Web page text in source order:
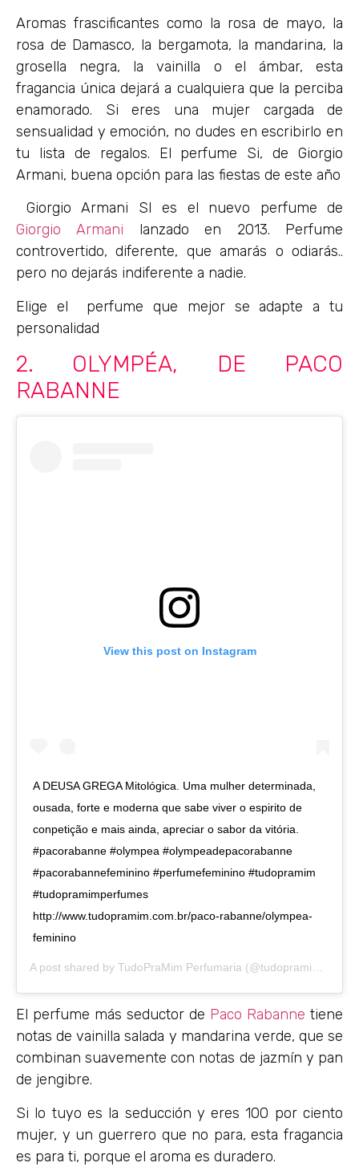
Aromas frascificantes como la rosa de mayo, la
rosa de Damasco, la bergamota, la mandarina, la
grosella negra, la vainilla o el ámbar, esta
fragancia única dejará a cualquiera que la perciba
enamorado. Si eres una mujer cargada de
sensualidad y emoción, no dudes en escribirlo en
tu lista de regalos. El perfume Si, de Giorgio
Armani, buena opción para las fiestas de este año
Giorgio Armani SI es el nuevo perfume de
Giorgio Armani lanzado en 2013. Perfume
controvertido, diferente, que amarás o odiarás..
pero no dejarás indiferente a nadie.
Elige el perfume que mejor se adapte a tu
personalidad
2. OLYMPÉA, DE PACO
RABANNE
View this post on Instagram
A DEUSA GREGA Mitológica. Uma mulher determinada,
ousada, forte e moderna que sabe viver o espirito de
conpetição e mais ainda, apreciar o sabor da vitória.
#pacorabanne #olympea #olympeadepacorabanne
#pacorabannefeminino #perfumefeminino #tudopramim
#tudopramimperfumes
http://www.tudopramim.com.br/paco-rabanne/olympea-
feminino
A post shared by TudoPraMim Perfumaria (@tudopramimperfumaria) on
El perfume más seductor de Paco Rabanne tiene
notas de vainilla salada y mandarina verde, que se
combinan suavemente con notas de jazmín y pan
de jengibre.
Si lo tuyo es la seducción y eres 100 por ciento
mujer, y un guerrero que no para, esta fragancia
es para ti, porque el aroma es duradero.